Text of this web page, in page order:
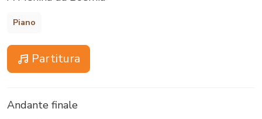
Piano
Partitura
Andante finale